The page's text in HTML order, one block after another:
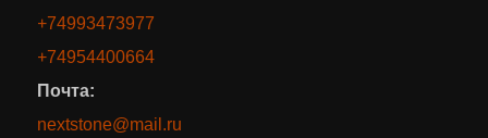
+74993473977
+74954400664
Почта:
nextstone@mail.ru